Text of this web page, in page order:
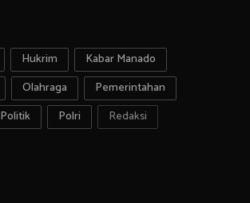
Hukrim
Kabar Manado
Olahraga
Pemerintahan
Politik Polri Redaksi